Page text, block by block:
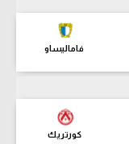
فاماليساو
كورتريك